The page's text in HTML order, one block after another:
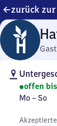
zurück
offen
Montag
Sonntag
Mo – So,